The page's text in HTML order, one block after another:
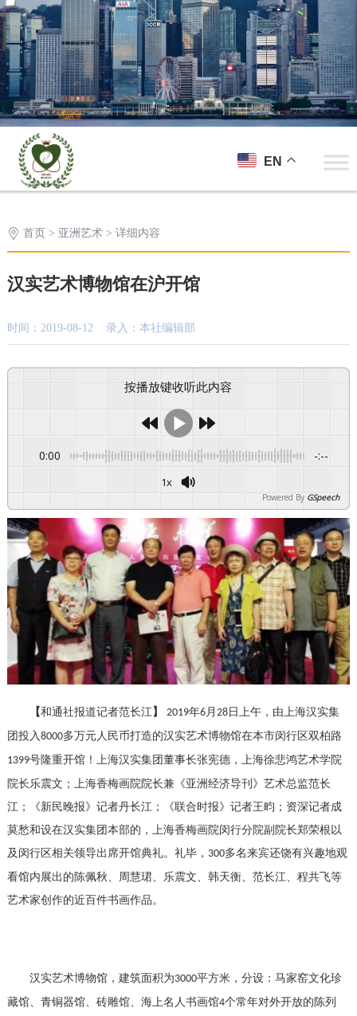
EN
首页 > 亚洲艺术> 详细内容
汉实艺术博物馆在沪开馆
时间：2019-08-12 录入：本社编辑部
按播放键收听此内容
0:00 -:--
1x
Powered By GSpeech
【和通社报道记者范长江 】 2019年6月 28日上午，由上海汉实集
团投入 8000多万元人民币打造的汉实艺术博物馆在本市闵行区双柏路
1399号隆重开馆！上海汉实集团董事长张宪德，上海徐悲鸿艺术学院
院长乐震文；上海香梅画院院长兼《亚洲经济导刊》艺术总监范长
江；《新民晚报》记者丹长江；《联合时报》记者王畇；资深记者成
莫愁和设在汉实集团本部的，上海香梅画院闵行分院副院长郑荣根以
及闵行区相关领导出席开馆典礼。礼毕， 300多名来宾还饶有兴趣地观
看馆内展出的陈佩秋、周慧珺、乐震文、韩天衡、范长江、程共飞等
艺术家创作的近百件书画作品。
汉实艺术博物馆，建筑面积为3000平方米，分设：马家窑文化珍
藏馆、青铜器馆、砖雕馆、海上名人书画馆4个常年对外开放的陈列